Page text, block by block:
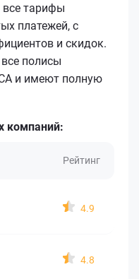
все тарифы
платежей, с
и скидок.
полисы
и имеют полную
компаний:
Рейтинг
4.9
4.8